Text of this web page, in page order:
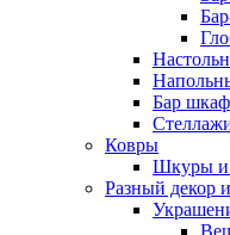
Бар шкаф
Ковры
Шкуры и
Разный декор